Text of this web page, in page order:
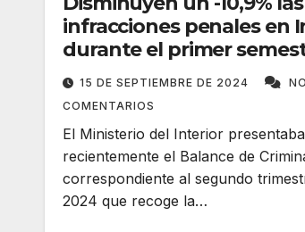
infracciones penales en
durante el primer
2024
15 DE SEPTIEMBRE DE 2024
COMENTARIOS
El Ministerio del Interior presentaba
recientemente el Balance de
correspondiente al segundo
2024 que recoge la…